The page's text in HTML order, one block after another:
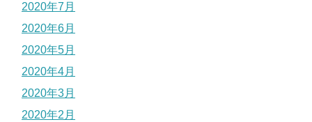
2020年7月
2020年6月
2020年5月
2020年4月
2020年3月
2020年2月